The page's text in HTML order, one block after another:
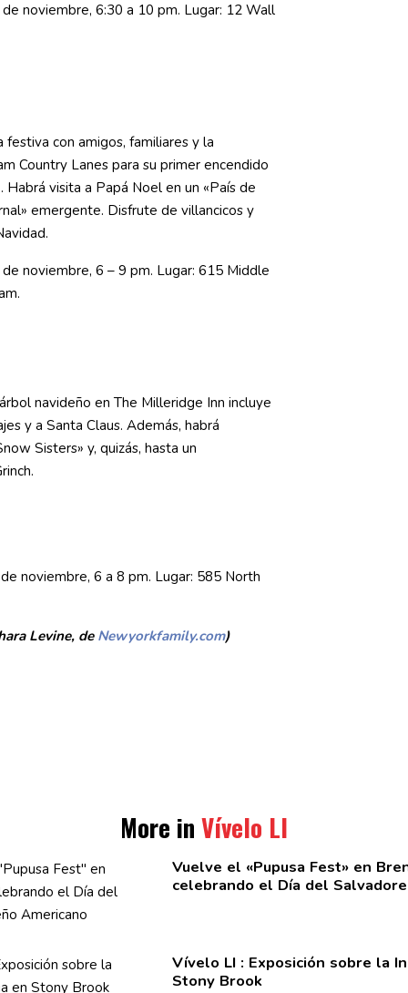
noviembre, 6:30 a 10 pm. Lugar: 12 Wall
festiva con amigos, familiares y la
Country Lanes para su primer encendido
Habrá visita a Papá Noel en un «País de
emergente. Disfrute de villancicos y
noviembre, 6 – 9 pm. Lugar: 615 Middle
navideño en The Milleridge Inn incluye
y a Santa Claus. Además, habrá
Sisters» y, quizás, hasta un
noviembre, 6 a 8 pm. Lugar: 585 North
Levine, de Newyorkfamily.com)
More inVívelo LI
Vuelve el «Pupusa Fest» en
celebrando el Día del
Vívelo LI : Exposición sobre la
Stony Brook